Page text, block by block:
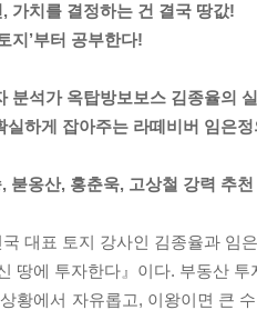
가치를 결정하는 건 결국 땅값!
지’부터 공부한다!
분석가 옥탑방보보스 김종율의
실하게 잡아주는 라떼비버 임은
붇옹산, 홍춘욱, 고상철 강력 추천
대표 토지 강사인 김종율과 임
땅에 투자한다』이다. 부동산
황에서 자유롭고, 이왕이면 큰